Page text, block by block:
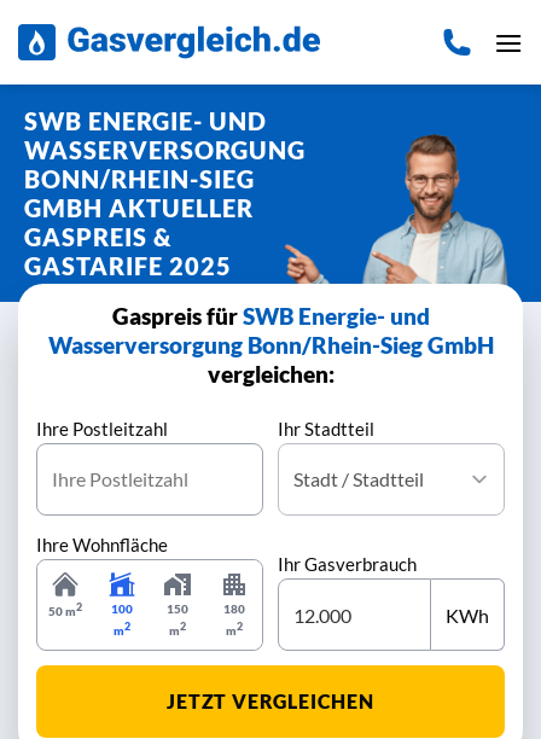
Inhalt
SWB ENERGIE- UND
WASSERVERSORGUNG
BONN/RHEIN-SIEG
GMBH AKTUELLER
GASPREIS &
GASTARIFE 2025
Gaspreis fürSWB Energie- und
Wasserversorgung Bonn/Rhein-Sieg GmbH
vergleichen:
Ihre Postleitzahl Ihr Stadtteil
Ihre Wohnfläche
50 m2
100
m2
150
m2
180
m2
Ihr Gasverbrauch
KWh
JETZT VERGLEICHEN